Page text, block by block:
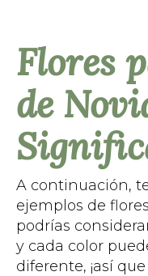
Flores
de
A continuación,
ejemplos de
podrías
y cada color
diferente, ¡así